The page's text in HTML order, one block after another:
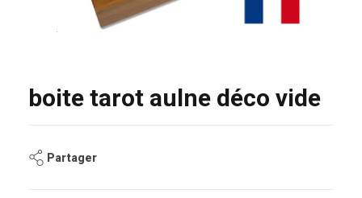
boite tarot aulne déco vide
Partager